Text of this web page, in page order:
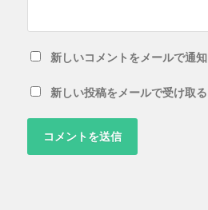
新しいコメントをメールで通知
新しい投稿をメールで受け取る